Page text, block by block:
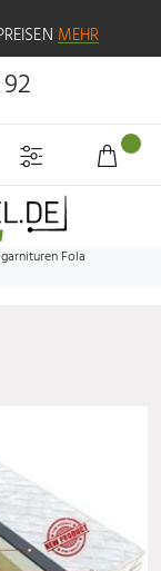
MEHR
Fola